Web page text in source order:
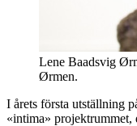
Lene Baadsvig
Ørmen.
I årets första utställning
«intima» projektrummet,